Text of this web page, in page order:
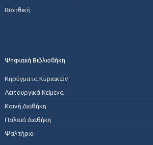
Βιοηθική
Ψηφιακή Βιβλιοθήκη
Κηρύγματα Κυριακών
Λειτουργικά Κείμενα
Καινή Διαθήκη
Παλαιά Διαθήκη
Ψαλτήριο